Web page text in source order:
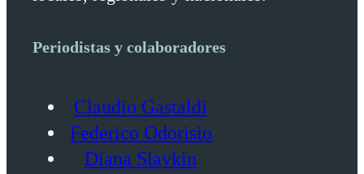
Periodistas y colaboradores
Claudio Gastaldi
Federico Odorisio
Diana Slavkin